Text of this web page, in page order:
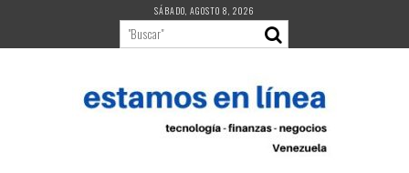
contenido
SÁBADO, AGOSTO 8, 2026